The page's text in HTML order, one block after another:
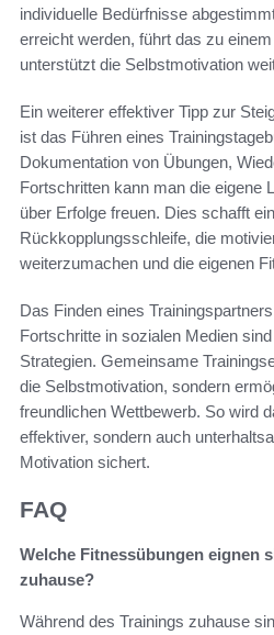
individuelle Bedürfnisse
erreicht werden, führt das zu
unterstützt die Selbstmotivation
Ein weiterer effektiver Tipp zur
ist das Führen eines
Dokumentation von Übungen,
Fortschritten kann man die eigene
über Erfolge freuen. Dies schafft
Rückkopplungsschleife, die
weiterzumachen und die eigenen
Das Finden eines
Fortschritte in sozialen Medien
Strategien. Gemeinsame
die Selbstmotivation, sondern
freundlichen Wettbewerb. So wird
effektiver, sondern auch
Motivation sichert.
FAQ
Welche Fitnessübungen eignen
zuhause?
Während des Trainings zuhause